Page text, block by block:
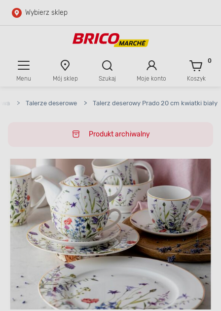
Przejdź do głównej zawartości
Wybierz sklep
Menu Mój sklep Szukaj Moje konto Koszyk
0
> Talerze deserowe > Talerz deserowy Prado 20 cm kwiatki biały
Produkt archiwalny